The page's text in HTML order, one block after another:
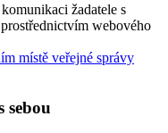
žadatele s
webového
místě veřejné správy
sebou